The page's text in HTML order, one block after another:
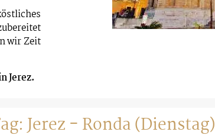
wir Zeit
Jerez.
Jerez - Ronda (Dienstag)